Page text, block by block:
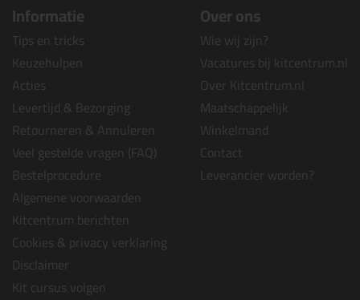
Informatie
Tips en tricks
Keuzehulpen
Acties
Levertijd & Bezorging
Retourneren & Annuleren
Veel gestelde vragen (FAQ)
Bestelprocedure
Algemene voorwaarden
Kitcentrum berichten
Cookies & privacy verklaring
Disclaimer
Kit cursus volgen
Over ons
Wie wij zijn?
Vacatures bij kitcentrum.nl
Over Kitcentrum.nl
Maatschappelijk
Winkelmand
Contact
Leverancier worden?